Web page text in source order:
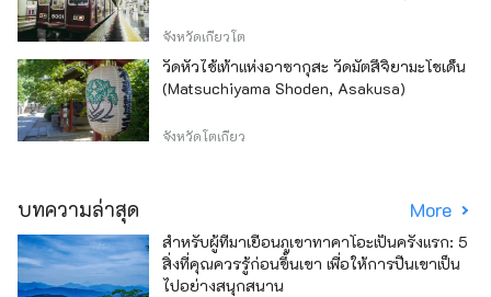
จังหวัดเกียวโต
วัดหัวไช้เท้าแห่งอาซากุสะ วัดมัตสึจิยามะโชเด็น
(Matsuchiyama Shoden, Asakusa)
จังหวัดโตเกียว
บทความล่าสุด More
สำหรับผู้ที่มาเยือนภูเขาทาคาโอะเป็นครั้งแรก: 5
สิ่งที่คุณควรรู้ก่อนขึ้นเขา เพื่อให้การปีนเขาเป็น
ไปอย่างสนุกสนาน